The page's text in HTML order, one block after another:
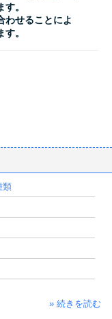
。
わせることによ
。
類
» 続きを読む